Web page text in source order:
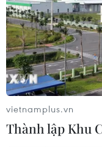
Sáu chuyển đổi
triển kinh tế có
ngoài
07/08/2026 14:07
Cơ cấu lại vốn
vietnamplus.vn
Thành lập Khu